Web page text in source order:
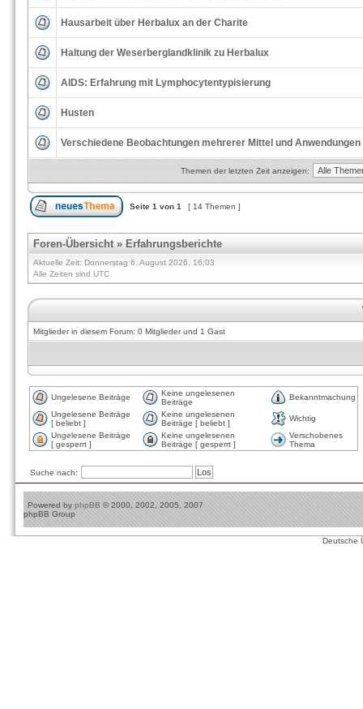
Hausarbeit über Herbalux an der Charite
Haltung der Weserberglandklinik zu Herbalux
AIDS: Erfahrung mit Lymphocytentypisierung
Husten
Verschiedene Beobachtungen mehrerer Mittel und Anwendungen
Themen der letzten Zeit anzeigen:
Seite 1 von 1 [ 14 Themen ]
Foren-Übersicht» Erfahrungsberichte
Aktuelle Zeit: Donnerstag 6. August 2026, 16:03
Alle Zeiten sind UTC
Mitglieder in diesem Forum: 0 Mitglieder und 1 Gast
Ungelesene Beiträge
Keine ungelesenen
Beiträge
Bekanntmachung
Ungelesene Beiträge
[ beliebt ]
Keine ungelesenen
Beiträge [ beliebt ]
Wichtig
Ungelesene Beiträge
[ gesperrt ]
Keine ungelesenen
Beiträge [ gesperrt ]
Verschobenes
Thema
Suche nach:
Powered by phpBB © 2000, 2002, 2005, 2007
phpBB Group
Deutsche